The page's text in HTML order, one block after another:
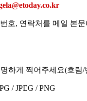
호, 연락처를 메일 본문
하게 찍어주세요(흐림/
/ JPEG / PNG